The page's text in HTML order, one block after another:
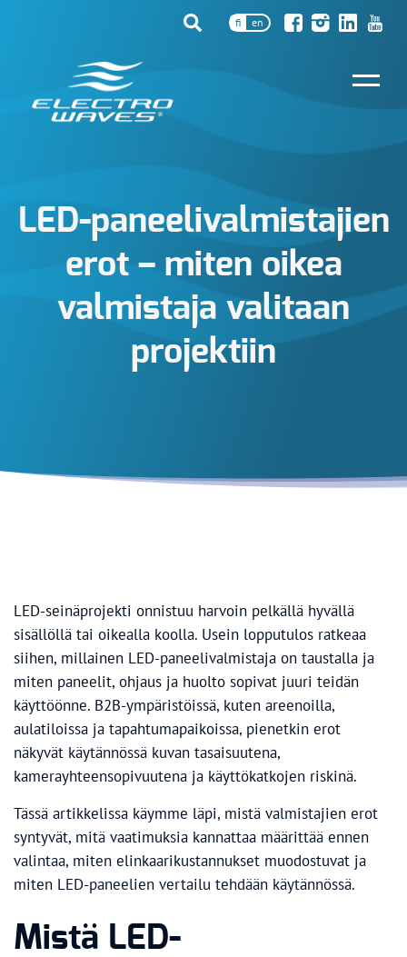
fi en
LED-paneelivalmistajien
erot – miten oikea
valmistaja valitaan
projektiin
LED-seinäprojekti onnistuu harvoin pelkällä hyvällä
sisällöllä tai oikealla koolla. Usein lopputulos ratkeaa
siihen, millainen LED-paneelivalmistaja on taustalla ja
miten paneelit, ohjaus ja huolto sopivat juuri teidän
käyttöönne. B2B-ympäristöissä, kuten areenoilla,
aulatiloissa ja tapahtumapaikoissa, pienetkin erot
näkyvät käytännössä kuvan tasaisuutena,
kamerayhteensopivuutena ja käyttökatkojen riskinä.
Tässä artikkelissa käymme läpi, mistä valmistajien erot
syntyvät, mitä vaatimuksia kannattaa määrittää ennen
valintaa, miten elinkaarikustannukset muodostuvat ja
miten LED-paneelien vertailu tehdään käytännössä.
Mistä LED-